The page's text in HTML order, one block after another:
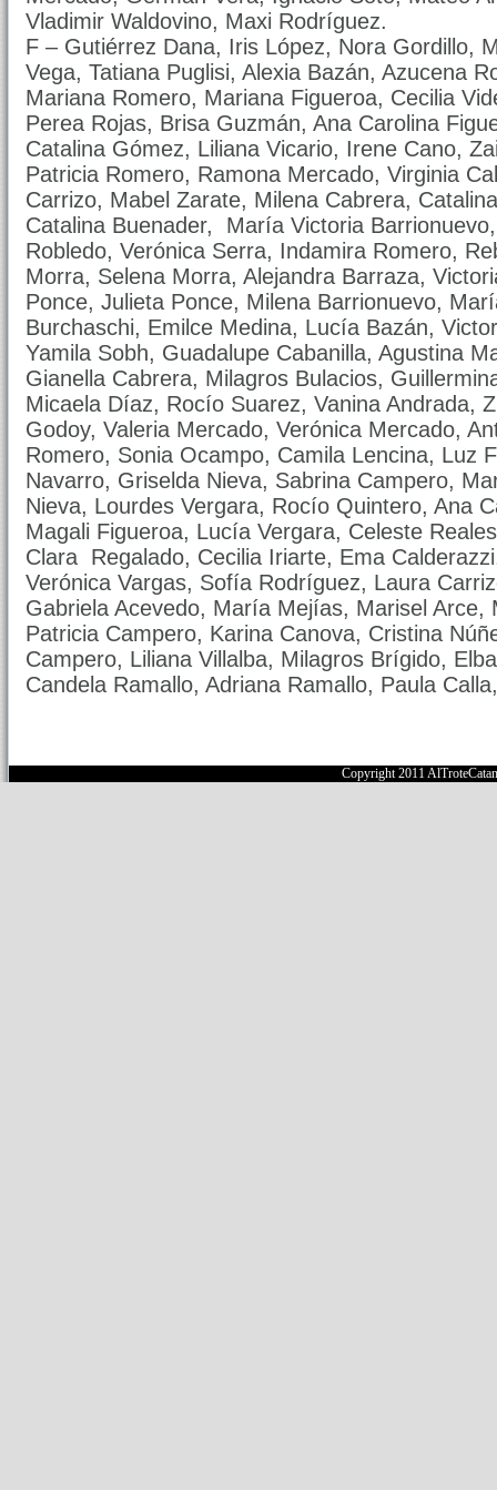
Vladimir Waldovino, Maxi Rodríguez.
F – Gutiérrez Dana, Iris López, Nora Gordillo,
Vega, Tatiana Puglisi, Alexia Bazán, Azucena
Mariana Romero, Mariana Figueroa, Cecilia
Perea Rojas, Brisa Guzmán, Ana Carolina
Catalina Gómez, Liliana Vicario, Irene Cano,
Patricia Romero, Ramona Mercado, Virginia
Carrizo, Mabel Zarate, Milena Cabrera,
Catalina Buenader, María Victoria
Robledo, Verónica Serra, Indamira Romero,
Morra, Selena Morra, Alejandra Barraza,
Ponce, Julieta Ponce, Milena Barrionuevo,
Burchaschi, Emilce Medina, Lucía Bazán,
Yamila Sobh, Guadalupe Cabanilla, Agustina
Gianella Cabrera, Milagros Bulacios,
Micaela Díaz, Rocío Suarez, Vanina Andrada,
Godoy, Valeria Mercado, Verónica Mercado,
Romero, Sonia Ocampo, Camila Lencina, Luz
Navarro, Griselda Nieva, Sabrina Campero,
Nieva, Lourdes Vergara, Rocío Quintero, Ana
Magali Figueroa, Lucía Vergara, Celeste
Clara Regalado, Cecilia Iriarte, Ema
Verónica Vargas, Sofía Rodríguez, Laura
Gabriela Acevedo, María Mejías, Marisel Arce,
Patricia Campero, Karina Canova, Cristina
Campero, Liliana Villalba, Milagros Brígido,
Candela Ramallo, Adriana Ramallo, Paula
Copyright 2011